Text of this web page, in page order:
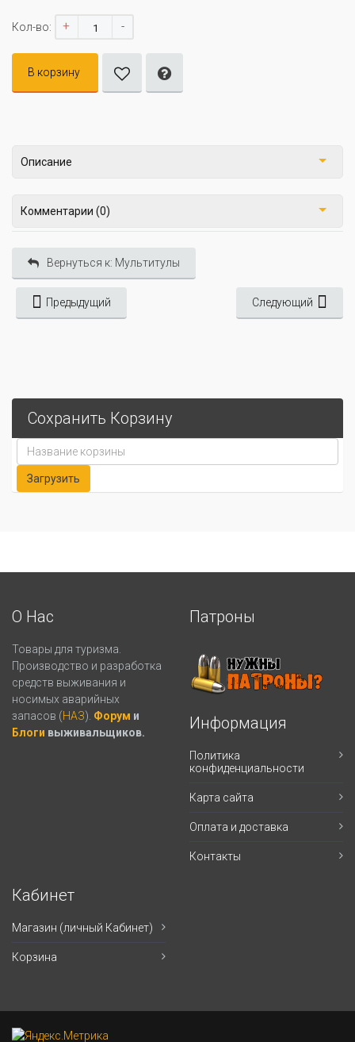
Кол-во: + -
В корзину
Описание
Комментарии (0)
Вернуться к: Мультитулы
Предыдущий Следующий
Сохранить Корзину
О Нас
Товары для туризма.
Производство и разработка
средств выживания и
носимых аварийных
запасов (НАЗ). Форум и
Блоги выживальщиков.
Патроны
Информация
Политика
конфиденциальности
Карта сайта
Оплата и доставка
Контакты
Кабинет
Магазин (личный Кабинет)
Корзина